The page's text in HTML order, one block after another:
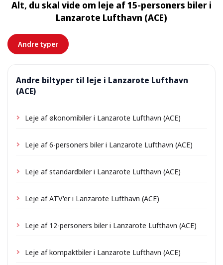
tilkomme et lille leveringsgebyr, som altid vises på
Alt, du skal vide om leje af 15-personers biler i
Lanzarote Lufthavn (ACE)
Andre typer
Andre biltyper til leje i Lanzarote Lufthavn
(ACE)
Leje af økonomibiler i Lanzarote Lufthavn (ACE)
Leje af 6-personers biler i Lanzarote Lufthavn (ACE)
Leje af standardbiler i Lanzarote Lufthavn (ACE)
Leje af ATV'er i Lanzarote Lufthavn (ACE)
Leje af 12-personers biler i Lanzarote Lufthavn (ACE)
Leje af kompaktbiler i Lanzarote Lufthavn (ACE)